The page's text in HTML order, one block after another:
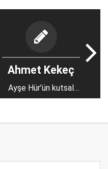
Ahmet Kekeç
Ayşe Hür’ün kutsal
ölüsü, Mihraç Ural!